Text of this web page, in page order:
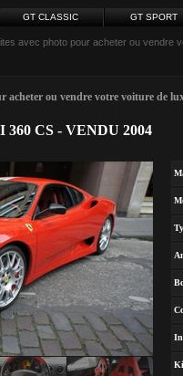
GT CLASSIC GT SPORT
avec photo pour acheter ou vendre
acheter ou vendre votre voiture de
360 CS - VENDU 2004